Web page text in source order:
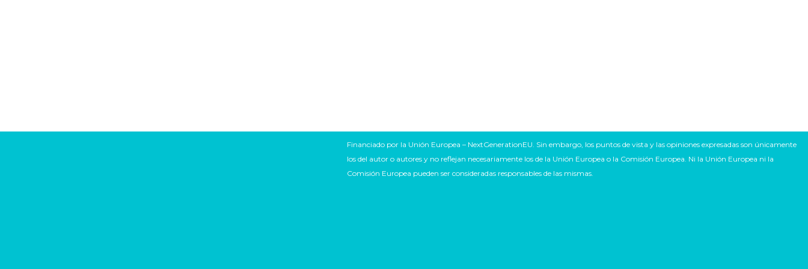
Financiado por la Unión Europea – NextGenerationEU. Sin embargo, los puntos de vista y las opiniones expresadas son únicamente
los del autor o autores y no reflejan necesariamente los de la Unión Europea o la Comisión Europea. Ni la Unión Europea ni la
Comisión Europea pueden ser consideradas responsables de las mismas.